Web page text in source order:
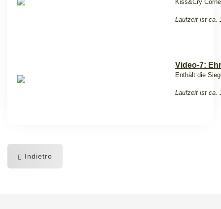
Kiss&Cry
Laufzeit ist ca.
Video-7:
Enthält die
Laufzeit ist ca.
Indietro